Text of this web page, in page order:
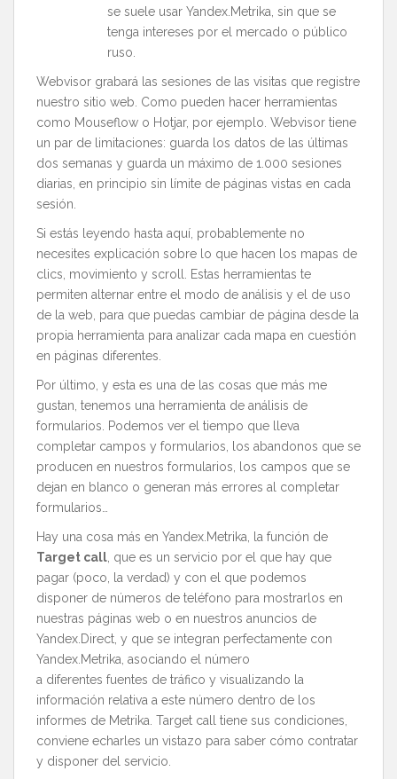
se suele usar Yandex.Metrika, sin que se
tenga intereses por el mercado o público
ruso.
Webvisor grabará las sesiones de las visitas que registre
nuestro sitio web. Como pueden hacer herramientas
como Mouseflow o Hotjar, por ejemplo. Webvisor tiene
un par de limitaciones: guarda los datos de las últimas
dos semanas y guarda un máximo de 1.000 sesiones
diarias, en principio sin límite de páginas vistas en cada
sesión.
Si estás leyendo hasta aquí, probablemente no
necesites explicación sobre lo que hacen los mapas de
clics, movimiento y scroll. Estas herramientas te
permiten alternar entre el modo de análisis y el de uso
de la web, para que puedas cambiar de página desde la
propia herramienta para analizar cada mapa en cuestión
en páginas diferentes.
Por último, y esta es una de las cosas que más me
gustan, tenemos una herramienta de análisis de
formularios. Podemos ver el tiempo que lleva
completar campos y formularios, los abandonos que se
producen en nuestros formularios, los campos que se
dejan en blanco o generan más errores al completar
formularios…
Hay una cosa más en Yandex.Metrika, la función de
Target call, que es un servicio por el que hay que
pagar (poco, la verdad) y con el que podemos
disponer de números de teléfono para mostrarlos en
nuestras páginas web o en nuestros anuncios de
Yandex.Direct, y que se integran perfectamente con
Yandex.Metrika, asociando el número
a diferentes fuentes de tráfico y visualizando la
información relativa a este número dentro de los
informes de Metrika. Target call tiene sus condiciones,
conviene echarles un vistazo para saber cómo contratar
y disponer del servicio.